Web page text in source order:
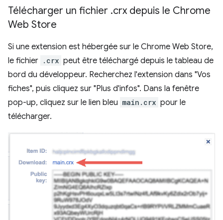
Télécharger un fichier .crx depuis le Chrome
Web Store
Si une extension est hébergée sur le Chrome Web Store,
le fichier .crx peut être téléchargé depuis le tableau de
bord du développeur. Recherchez l'extension dans "Vos
fiches", puis cliquez sur "Plus d'infos". Dans la fenêtre
pop-up, cliquez sur le lien bleu main.crx pour le
télécharger.